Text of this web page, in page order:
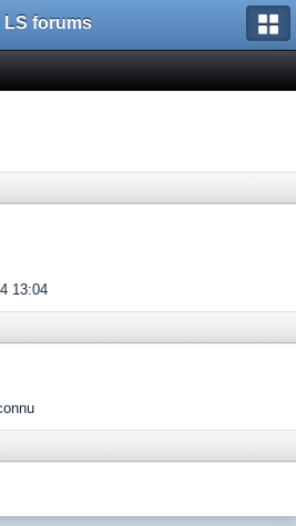
LS forums
13:04